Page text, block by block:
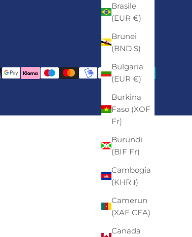
Brasile
(EUR €)
Brunei
(BND $)
Bulgaria
(EUR €)
Burkina
Faso (XOF
Fr)
Burundi
(BIF Fr)
Cambogia
(KHR ៛)
Camerun
(XAF CFA)
Canada